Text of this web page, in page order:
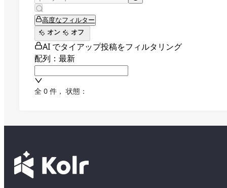
高度なフィルター
オン
オフ
AI でタイアップ投稿をフィルタリング
配列：最新
全 0 件 ， 状態：